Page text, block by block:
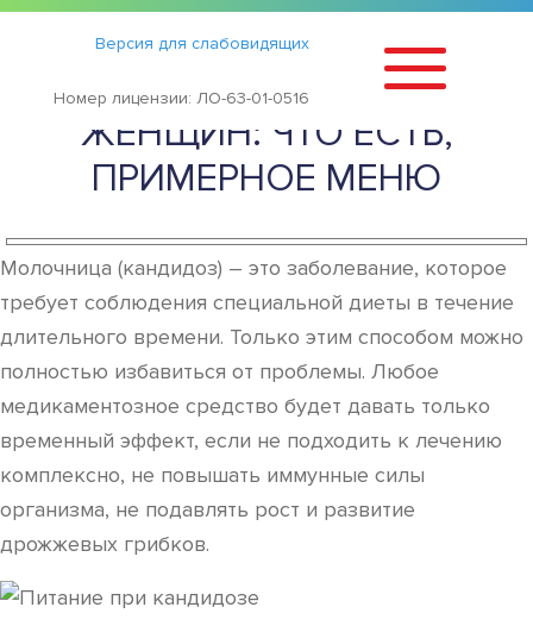
Версия для слабовидящих
Номер лицензии: ЛО-63-01-0516
Статьи ›
ДИЕТА ПРИ МОЛОЧНИЦЕ У
ЖЕНЩИН: ЧТО ЕСТЬ,
ПРИМЕРНОЕ МЕНЮ
Молочница (кандидоз) – это заболевание, которое
требует соблюдения специальной диеты в течение
длительного времени. Только этим способом можно
полностью избавиться от проблемы. Любое
медикаментозное средство будет давать только
временный эффект, если не подходить к лечению
комплексно, не повышать иммунные силы
организма, не подавлять рост и развитие
дрожжевых грибков.